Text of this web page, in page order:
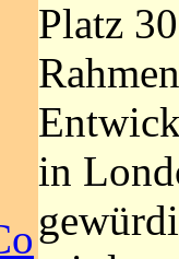
Platz
in